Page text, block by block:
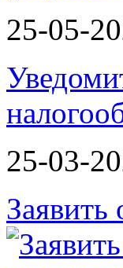
25-05-
25-03-
Заявить